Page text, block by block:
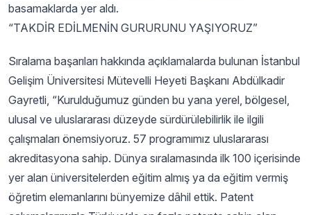
basamaklarda yer aldı.
“TAKDİR EDİLMENİN GURURUNU YAŞIYORUZ”
Sıralama başarıları hakkında açıklamalarda bulunan İstanbul
Gelişim Üniversitesi Mütevelli Heyeti Başkanı Abdülkadir
Gayretli, “Kurulduğumuz günden bu yana yerel, bölgesel,
ulusal ve uluslararası düzeyde sürdürülebilirlik ile ilgili
çalışmaları önemsiyoruz. 57 programımız uluslararası
akreditasyona sahip. Dünya sıralamasında ilk 100 içerisinde
yer alan üniversitelerden eğitim almış ya da eğitim vermiş
öğretim elemanlarını bünyemize dâhil ettik. Patent